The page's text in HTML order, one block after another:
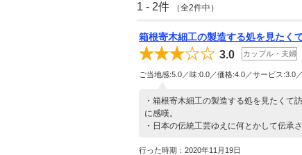
1 - 2件 （全2件中）
箱根寄木細工の製造する処を見たく
3.0 カップル・夫婦
ご当地感:5.0／味:0.0／価格:4.0／サービス:3.0
・箱根寄木細工の製造する処を見たくて
に感嘆。
・日本の伝統工芸ゆえに何とかして伝承
行った時期：2020年11月19日